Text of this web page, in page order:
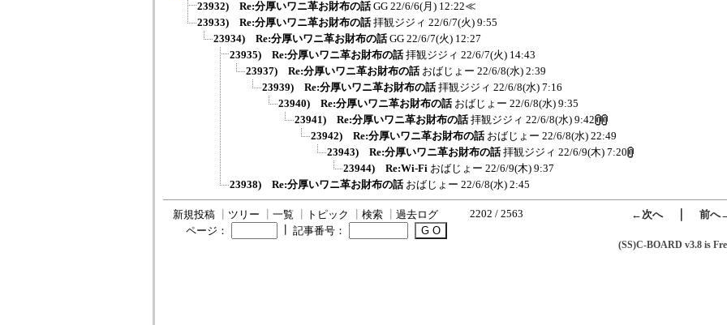
23932) Re:分厚いワニ革お財布の話 GG 22/6/6(月) 12:22≪
23933) Re:分厚いワニ革お財布の話 拝観ジジィ 22/6/7(火) 9:55
23934) Re:分厚いワニ革お財布の話 GG 22/6/7(火) 12:27
23935) Re:分厚いワニ革お財布の話 拝観ジジィ 22/6/7(火) 14:43
23937) Re:分厚いワニ革お財布の話 おばじょー 22/6/8(水) 2:39
23939) Re:分厚いワニ革お財布の話 拝観ジジィ 22/6/8(水) 7:16
23940) Re:分厚いワニ革お財布の話 おばじょー 22/6/8(水) 9:35
23941) Re:分厚いワニ革お財布の話 拝観ジジィ 22/6/8(水) 9:42
23942) Re:分厚いワニ革お財布の話 おばじょー 22/6/8(水) 22:49
23943) Re:分厚いワニ革お財布の話 拝観ジジィ 22/6/9(木) 7:20
23944) Re:Wi-Fi おばじょー 22/6/9(木) 9:37
23938) Re:分厚いワニ革お財布の話 おばじょー 22/6/8(水) 2:45
新規投稿 ツリー 一覧 トピック 検索 過去ログ 2202 / 2563 ←次へ｜ 前へ
ページ：
記事番号：
(SS)C-BOARD v3.8 is